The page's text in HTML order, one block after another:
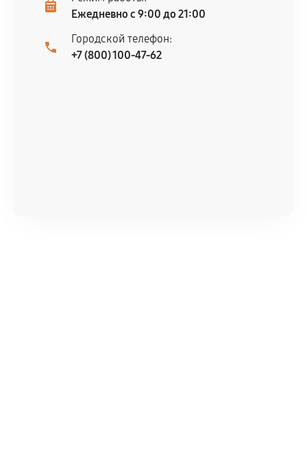
Ежедневно с 9:00 до 21:00
Городской телефон:
+7 (800) 100-47-62